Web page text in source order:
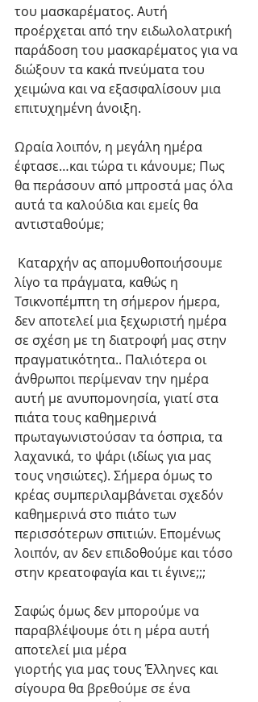
του μασκαρέματος. Αυτή
προέρχεται από την ειδωλολατρική
παράδοση του μασκαρέματος για να
διώξουν τα κακά πνεύματα του
χειμώνα και να εξασφαλίσουν μια
επιτυχημένη άνοιξη.
Ωραία λοιπόν, η μεγάλη ημέρα
έφτασε…και τώρα τι κάνουμε; Πως
θα περάσουν από μπροστά μας όλα
αυτά τα καλούδια και εμείς θα
αντισταθούμε;
λίγο τα πράγματα, καθώς η
Τσικνοπέμπτη τη σήμερον ήμερα,
δεν αποτελεί μια ξεχωριστή ημέρα
σε σχέση με τη διατροφή μας στην
πραγματικότητα.. Παλιότερα οι
άνθρωποι περίμεναν την ημέρα
αυτή με ανυπομονησία, γιατί στα
πιάτα τους καθημερινά
πρωταγωνιστούσαν τα όσπρια, τα
λαχανικά, το ψάρι (ιδίως για μας
τους νησιώτες). Σήμερα όμως το
κρέας συμπεριλαμβάνεται σχεδόν
καθημερινά στο πιάτο των
περισσότερων σπιτιών. Επομένως
λοιπόν, αν δεν επιδοθούμε και τόσο
στην κρεατοφαγία και τι έγινε;;;
Σαφώς όμως δεν μπορούμε να
παραβλέψουμε ότι η μέρα αυτή
αποτελεί μια μέρα
γιορτής για μας τους Έλληνες και
σίγουρα θα βρεθούμε σε ένα